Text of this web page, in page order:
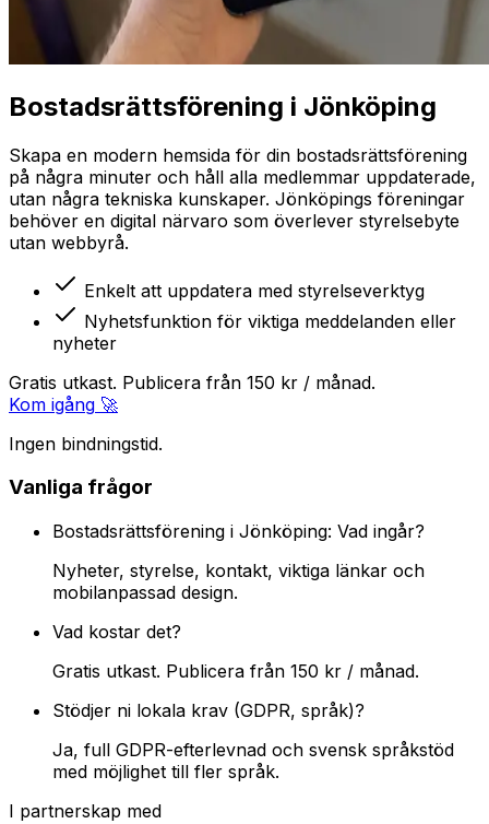
Bostadsrättsförening i Jönköping
Skapa en modern hemsida för din bostadsrättsförening
på några minuter och håll alla medlemmar uppdaterade,
utan några tekniska kunskaper. Jönköpings föreningar
behöver en digital närvaro som överlever styrelsebyte
utan webbyrå.
Enkelt att uppdatera med styrelseverktyg
Nyhetsfunktion för viktiga meddelanden eller
nyheter
Gratis utkast. Publicera från 150 kr / månad.
Kom igång 🚀
Ingen bindningstid.
Vanliga frågor
Bostadsrättsförening i Jönköping: Vad ingår?
Nyheter, styrelse, kontakt, viktiga länkar och
mobilanpassad design.
Vad kostar det?
Gratis utkast. Publicera från 150 kr / månad.
Stödjer ni lokala krav (GDPR, språk)?
Ja, full GDPR-efterlevnad och svensk språkstöd
med möjlighet till fler språk.
I partnerskap med